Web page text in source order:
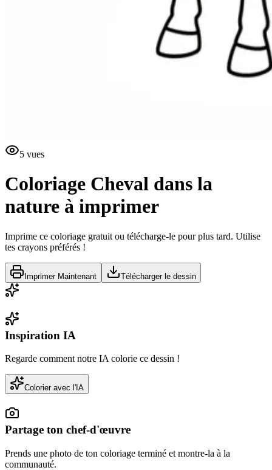
5 vues
Coloriage Cheval dans la
nature à imprimer
Imprime ce coloriage gratuit ou télécharge-le pour plus tard. Utilise
tes crayons préférés !
Imprimer Maintenant Télécharger le dessin
Inspiration IA
Regarde comment notre IA colorie ce dessin !
Colorier avec l'IA
Partage ton chef-d'œuvre
Prends une photo de ton coloriage terminé et montre-la à la
communauté.